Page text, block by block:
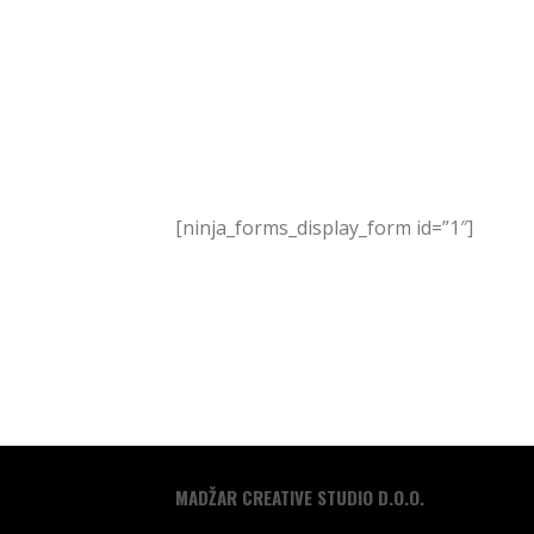
[ninja_forms_display_form id=”1″]
MADŽAR CREATIVE STUDIO D.O.O.